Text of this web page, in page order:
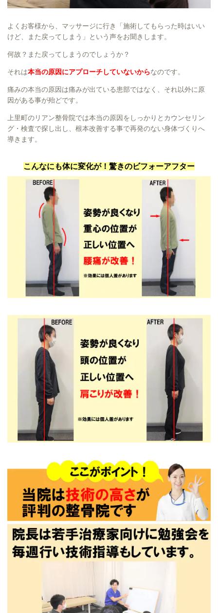
よくお客様から、マッサージに行き「施術してもらった時はいい
けど、また戻ってしまう」という声をお聞きします。
何故？また戻ってしまうのでしょうか？
それは本当の原因にアプローチしていないからなのです。
痛みの本当の原因は痛みが出ている患部ではなく、それ以外に原
因がある事が殆どです。
上里町のリアン整骨院では本当の原因をしっかりとカウンセリン
グ・検査で探し出し、根本改善する事で再発のない身体づくりへ
導きます。
こんなにも体に変化が！驚きのビフォーアフター